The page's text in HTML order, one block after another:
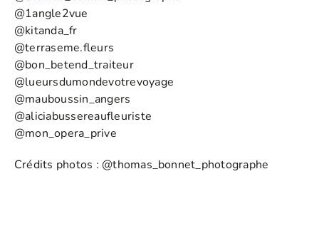
@1angle2vue
@kitanda_fr
@terraseme.fleurs
@bon_betend_traiteur
@lueursdumondevotrevoyage
@mauboussin_angers
@aliciabussereaufleuriste
@mon_opera_prive
Crédits photos : @thomas_bonnet_photographe